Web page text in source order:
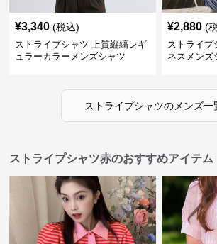
¥3,340 (税込)
ストライプシャツ 上質縦縞レギ
ュラーカラーメンズシャツ
¥2,880 (
ストライプ
ネスメンズ
ストライプシャツのメンズ一
ストライプシャツ赤のおすすめアイテム